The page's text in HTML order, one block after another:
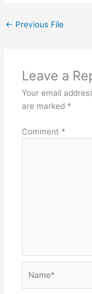
← Previous File
Leave a
Your email
are marked *
Comment *